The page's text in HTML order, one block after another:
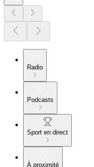
Radio
Podcasts
Sport en direct
À proximité